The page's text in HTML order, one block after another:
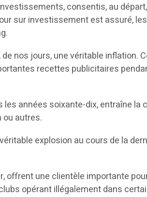
consentis, au
sur investissement est assuré,
nos jours, une véritable inflation.
recettes publicitaires
années soixante-dix, entraîne
ou autres.
explosion au cours de la
offrent une clientèle importante
opérant illégalement dans